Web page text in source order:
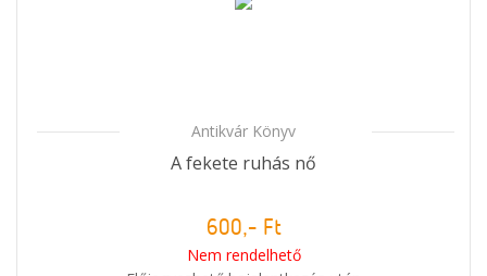
Antikvár Könyv
A fekete ruhás nő
600,- Ft
Nem rendelhető